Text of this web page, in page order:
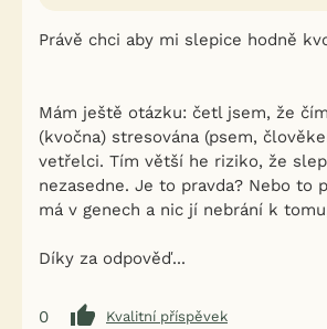
Právě chci aby mi slepice hodně
Mám ještě otázku: četl jsem, že
(kvočna) stresována (psem,
vetřelci. Tím větší he riziko, že
nezasedne. Je to pravda? Nebo to
má v genech a nic jí nebrání k
Díky za odpověď...
0
Kvalitní příspěvek